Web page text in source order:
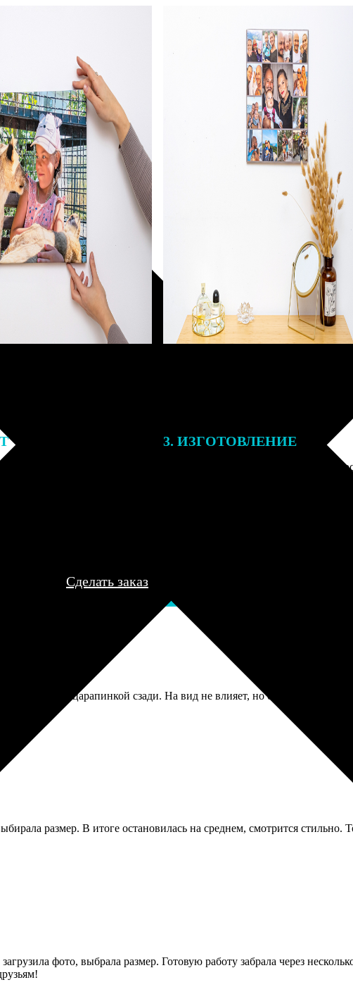
заказа к печати
могут связаться с Вами
телефону или email для
деталей.
3. ИЗГОТОВЛЕНИЕ
Оплатите заказ банковской картой.
оплаты получите подтверждение на
Сделать заказ
с маленькой царапинкой сзади. На вид не влияет, но обидно.
размер. В итоге остановилась на среднем, смотрится
фото, выбрала размер. Готовую работу забрала через